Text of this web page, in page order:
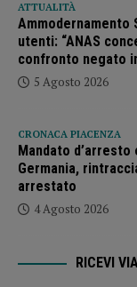
ATTUALITÀ
Ammodernamento
utenti: “ANAS
confronto negato
5 Agosto 2026
CRONACA PIACENZA
Mandato
Germania,
arrestato
4 Agosto 2026
RICEVI